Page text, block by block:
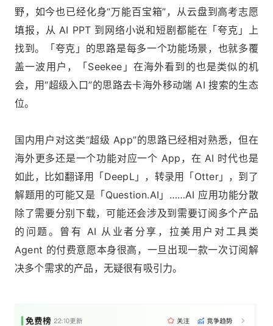
野，如今也已经化身“万能百宝箱”，从云盘到高考志愿
填报，从 AI PPT 到网络小说和短剧都能在「夸克」上
找到。「夸克」的思路是每多一个功能场景，也就多覆
盖一波用户，「Seekee」在海外看到的也是类似的机
会，用“超级入口”的思路去卡海外移动端 AI 搜索的生态
位。
国内用户对这类“超级 App”的思路已经相对熟悉，但在
海外更多还是一个功能对应一个 App，在 AI 时代也是
如此，比如翻译用「DeepL」，转录用「Otter」，到了
解题用的可能又是「Question.AI」……AI 应用功能分散
除了需要分别下载，可能还会涉及到需要订阅多个产品
的问题。曾有 AI 从业者分享，拉美用户对工具类
Agent 的付费意愿本身很高，一旦出现一款一次订阅解
决多个需求的产品，无疑很有吸引力。